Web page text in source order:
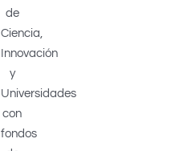
de
Ciencia,
Innovación
y
Universidades
con
fondos